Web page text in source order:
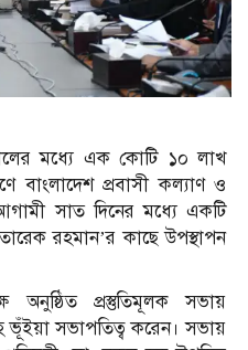
মধ্যে এক কোটি ১০ লাখ
বাংলাদেশ প্রবাসী কল্যাণ ও
আগামী সাত দিনের মধ্যে একটি
তারেক রহমান’র কাছে উপস্থাপন
অনুষ্ঠিত প্রস্তুতিমূলক সভায়
ভূঁইয়াসভাপতিত্ব করেন। সভায়